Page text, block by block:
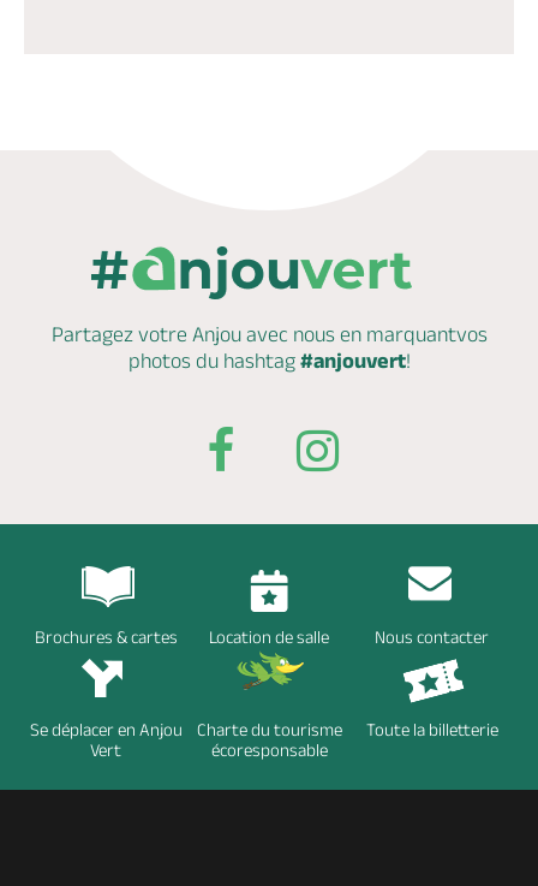
Partagez votre Anjou avec nous en marquantvos
photos du hashtag #anjouvert!
Brochures & cartes Location de salle Nous contacter
Se déplacer en Anjou
Vert
Charte du tourisme
écoresponsable
Toute la billetterie